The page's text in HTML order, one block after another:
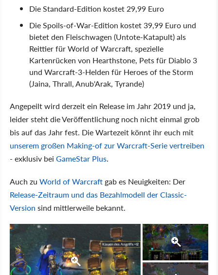
Die Standard-Edition kostet 29,99 Euro
Die Spoils-of-War-Edition kostet 39,99 Euro und
bietet den Fleischwagen (Untote-Katapult) als
Reittier für World of Warcraft, spezielle
Kartenrücken von Hearthstone, Pets für Diablo 3
und Warcraft-3-Helden für Heroes of the Storm
(Jaina, Thrall, Anub'Arak, Tyrande)
Angepeilt wird derzeit ein Release im Jahr 2019 und ja,
leider steht die Veröffentlichung noch nicht einmal grob
bis auf das Jahr fest. Die Wartezeit könnt ihr euch mit
unserem großen Making-of zur Warcraft-Serie vertreiben
- exklusiv bei GameStar Plus.
Auch zu World of Warcraft gab es Neuigkeiten: Der
Release-Zeitraum und das Bezahlmodell der Classic-
Version sind mittlerweile bekannt.